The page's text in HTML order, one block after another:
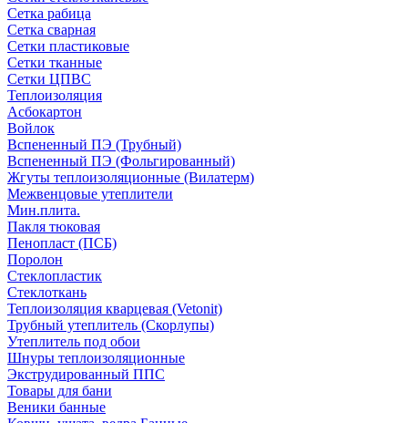
Сетка рабица
Сетка сварная
Сетки пластиковые
Сетки тканные
Сетки ЦПВС
Теплоизоляция
Асбокартон
Войлок
Вспененный ПЭ (Трубный)
Вспененный ПЭ (Фольгированный)
Жгуты теплоизоляционные (Вилатерм)
Межвенцовые утеплители
Мин.плита.
Пакля тюковая
Пенопласт (ПСБ)
Поролон
Стеклопластик
Стеклоткань
Теплоизоляция кварцевая (Vetonit)
Трубный утеплитель (Скорлупы)
Утеплитель под обои
Шнуры теплоизоляционные
Экструдированный ППС
Товары для бани
Веники банные